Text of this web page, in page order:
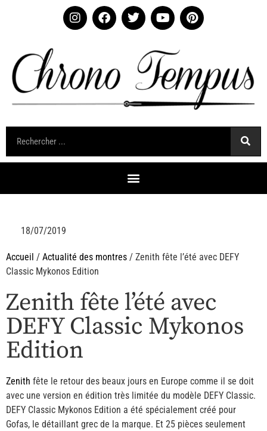
18/07/2019
Accueil / Actualité des montres / Zenith fête l’été avec DEFY
Classic Mykonos Edition
Zenith fête l’été avec
DEFY Classic Mykonos
Edition
Zenith fête le retour des beaux jours en Europe comme il se doit
avec une version en édition très limitée du modèle DEFY Classic.
DEFY Classic Mykonos Edition a été spécialement créé pour
Gofas, le détaillant grec de la marque. Et 25 pièces seulement